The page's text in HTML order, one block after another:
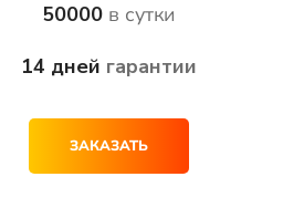
50000в сутки
14 дней гарантии
ЗАКАЗАТЬ